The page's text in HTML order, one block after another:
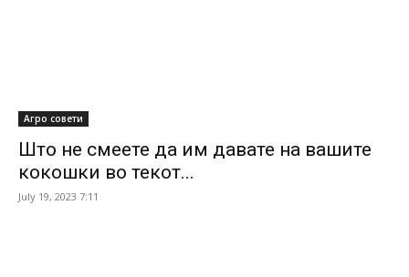
Агро совети
Што не смеете да им давате на вашите
кокошки во текот...
July 19, 2023 7:11